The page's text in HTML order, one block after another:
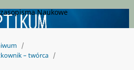
Naukowe
/
– twórca /